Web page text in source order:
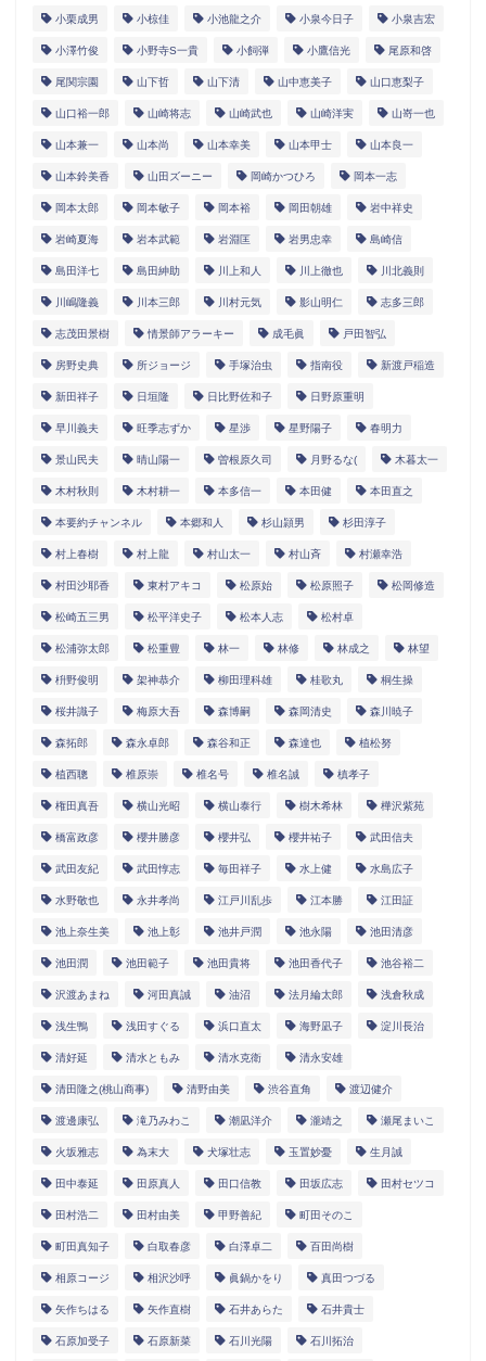
小栗成男 小椋佳 小池龍之介 小泉今日子 小泉吉宏
小澤竹俊 小野寺S一貴 小飼弾 小鷹信光 尾原和啓
尾関宗園 山下哲 山下清 山中恵美子 山口恵梨子
山口裕一郎 山崎将志 山崎武也 山崎洋実 山嵜一也
山本兼一 山本尚 山本幸美 山本甲士 山本良一
山本鈴美香 山田ズーニー 岡崎かつひろ 岡本一志
岡本太郎 岡本敏子 岡本裕 岡田朝雄 岩中祥史
岩崎夏海 岩本武範 岩淵匡 岩男忠幸 島崎信
島田洋七 島田紳助 川上和人 川上徹也 川北義則
川嶋隆義 川本三郎 川村元気 影山明仁 志多三郎
志茂田景樹 情景師アラーキー 成毛眞 戸田智弘
房野史典 所ジョージ 手塚治虫 指南役 新渡戸稲造
新田祥子 日垣隆 日比野佐和子 日野原重明
早川義夫 旺季志ずか 星渉 星野陽子 春明力
景山民夫 晴山陽一 曽根原久司 月野るな( 木暮太一
木村秋則 木村耕一 本多信一 本田健 本田直之
本要約チャンネル 本郷和人 杉山頴男 杉田淳子
村上春樹 村上龍 村山太一 村山斉 村瀬幸浩
村田沙耶香 東村アキコ 松原始 松原照子 松岡修造
松崎五三男 松平洋史子 松本人志 松村卓
松浦弥太郎 松重豊 林一 林修 林成之 林望
枡野俊明 架神恭介 柳田理科雄 桂歌丸 桐生操
桜井識子 梅原大吾 森博嗣 森岡清史 森川暁子
森拓郎 森永卓郎 森谷和正 森達也 植松努
植西聰 椎原崇 椎名号 椎名誠 槙孝子
権田真吾 横山光昭 横山泰行 樹木希林 樺沢紫苑
橋富政彦 櫻井勝彦 櫻井弘 櫻井祐子 武田信夫
武田友紀 武田惇志 毎田祥子 水上健 水島広子
水野敬也 永井孝尚 江戸川乱歩 江本勝 江田証
池上奈生美 池上彰 池井戸潤 池永陽 池田清彦
池田潤 池田範子 池田貴将 池田香代子 池谷裕二
沢渡あまね 河田真誠 油沼 法月綸太郎 浅倉秋成
浅生鴨 浅田すぐる 浜口直太 海野凪子 淀川長治
清好延 清水ともみ 清水克衛 清永安雄
清田隆之(桃山商事) 清野由美 渋谷直角 渡辺健介
渡邊康弘 滝乃みわこ 潮凪洋介 瀧靖之 瀬尾まいこ
火坂雅志 為末大 犬塚壮志 玉置妙憂 生月誠
田中泰延 田原真人 田口信教 田坂広志 田村セツコ
田村浩二 田村由美 甲野善紀 町田そのこ
町田真知子 白取春彦 白澤卓二 百田尚樹
相原コージ 相沢沙呼 眞鍋かをり 真田つづる
矢作ちはる 矢作直樹 石井あらた 石井貴士
石原加受子 石原新菜 石川光陽 石川拓治